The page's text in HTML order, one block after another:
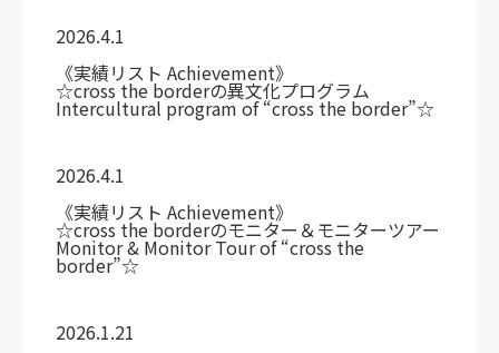
2026.4.1
《実績リスト Achievement》
☆cross the borderの異文化プログラム
Intercultural program of “cross the border”☆
2026.4.1
《実績リスト Achievement》
☆cross the borderのモニター＆モニターツアー
Monitor & Monitor Tour of “cross the
border”☆
2026.1.21